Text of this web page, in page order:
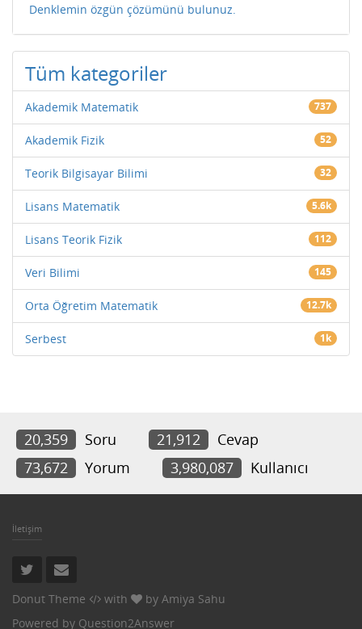
Denklemin özgün çözümünü bulunuz.
Tüm kategoriler
Akademik Matematik 737
Akademik Fizik 52
Teorik Bilgisayar Bilimi 32
Lisans Matematik 5.6k
Lisans Teorik Fizik 112
Veri Bilimi 145
Orta Öğretim Matematik 12.7k
Serbest 1k
20,359 Soru 21,912
Cevap
73,672
Yorum 3,980,087 Kullanıcı
İletişim
Donut Theme with by Amiya Sahu
Powered by Question2Answer